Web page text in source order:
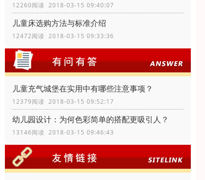
12260阅读 2018-03-15 09:40:07
儿童床选购方法与标准介绍
12472阅读 2018-03-15 09:33:36
儿童充气城堡在实用中有哪些注意事项？
12379阅读 2018-03-15 09:52:17
幼儿园设计：为何色彩简单的搭配更吸引人？
13146阅读 2018-03-15 09:46:43